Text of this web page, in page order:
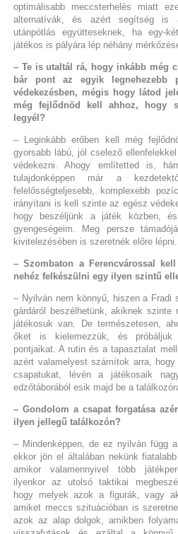
optimálisabb meccsterhelés miatt
alternatívák, és azért segítség is
utánpótlás együtteseknek, ha egy-
játékos is pályára lép néhány
– Te is utaltál rá, hogy inkább még
bár pont az egyik legnehezebb
védekezésben, mégis hogy látod
még fejlődnöd kell ahhoz, hogy
legyél?
– Leginkább erőben kell még
gyorsabb lábú, jól cselező
védekezni. Ahogy említetted is,
tulajdonképpen már a
felelősségteljesebb, komplexebb
irányítani is kell szinte az egész
hogy beszéljünk a játék közben,
gyengeségeim. Meg persze
kivitelezésében is szeretnék előre
– Szombaton a Ferencvárossal
nehéz felkészülni egy ilyen szintű
– Nyilván nem könnyű, hiszen a Fradi
gárdáról beszélhetünk, akiknek szinte
játékosuk van. De természetesen,
őket is kielemezzük, és
pontjaikat. A rutin és a tapasztalat
azért valamelyest számítok arra,
csapatukat, lévén a játékosaik
edzőtáborából esik majd be a
– Gondolom a csapat forgatása
ilyen jellegű találkozón?
– Mindenképpen, de ez nyilván függ
ekkor jön el általában nekünk
amikor valamennyivel több
ilyenkor az utolsó taktikai
hogy melyek azok a figurák, vagy
amiket meccs szituációban is
azok az alap dolgok, amikben